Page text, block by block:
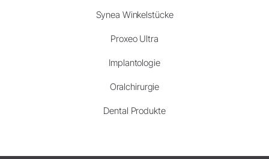
Synea Winkelstücke
Proxeo Ultra
Implantologie
Oralchirurgie
Dental Produkte